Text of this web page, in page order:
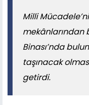
Milli
mekânlarından
Binası’nda
taşınacak
getirdi.